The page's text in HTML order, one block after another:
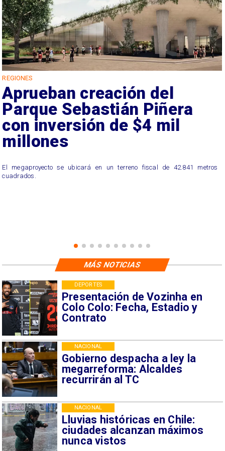
REGIONES
Aprueban creación del
Parque Sebastián Piñera
con inversión de $4 mil
millones
El megaproyecto se ubicará en un terreno fiscal de 42.841 metros
cuadrados.
Presentación de Vozinha en
Colo Colo: Fecha, Estadio y
Contrato
DEPORTES
Gobierno despacha a ley la
megarreforma: Alcaldes
recurrirán al TC
NACIONAL
Lluvias históricas en Chile:
ciudades alcanzan máximos
nunca vistos
NACIONAL
MÁS NOTICIAS